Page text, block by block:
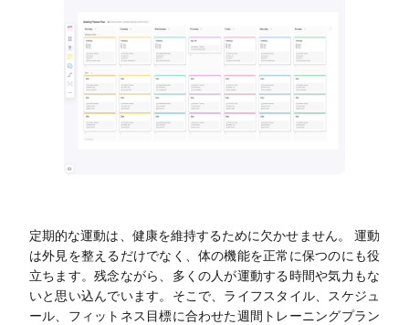
フローチャート
ER図
UML図
技術ダイアグラム
ビジネスモデルキャンバス
カスタマージャーニーマップ
定期的な運動は、健康を維持するために欠かせません。 運動
は外見を整えるだけでなく、体の機能を正常に保つのにも役
立ちます。残念ながら、多くの人が運動する時間や気力もな
いと思い込んでいます。そこで、ライフスタイル、スケジュ
ール、フィットネス目標に合わせた週間トレーニングプラン